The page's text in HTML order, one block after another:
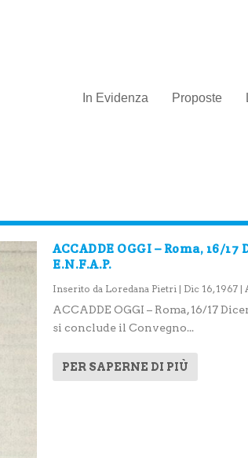
In Evidenza Proposte
ACCADDE OGGI – Roma, 16/
E.N.F.A.P.
Inserito da Loredana Pietri | Dic 16, 1967 |
ACCADDE OGGI – Roma, 16/17
si conclude il Convegno...
PER SAPERNE DI PIÙ